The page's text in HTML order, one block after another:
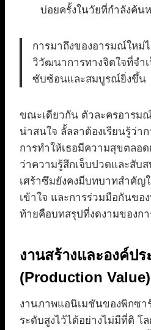
บ่อยครั้งในวัยที่กำลังค้น
การมาถึงของอารมณ์ใหม่
วิวัฒนาการทางจิตใจที่จำ
ซับซ้อนและสมบูรณ์ยิ่งขึ้น
ขณะเดียวกัน ตัวละครอารม
น่าสนใจ ลั้ลลาต้องเรียนรู้ว่า
การทำให้เธอมีความสุขตลอ
ว่าความรู้สึกเจ็บปวดและสับ
เศร้าซึมยังคงมีบทบาทสำคัญ
เข้าใจ และการร่วมมือกันขอ
ท้ายคือบทสรุปที่งดงามของก
งานสร้างและองค์ป
(Production Value)
งานภาพแอนิเมชันของพิกซา
ระดับสูงไว้ได้อย่างไม่มีที่ติ โ